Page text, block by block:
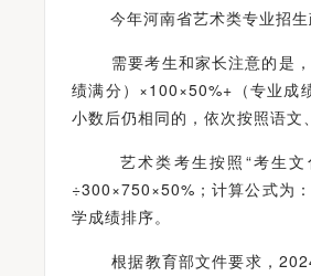
今年河南省艺术类专业招生
需要考生和家长注意的是，
绩满分）×100×50%+（专业成
小数后仍相同的，依次按照语文
艺术类考生按照“考生文化
÷300×750×50%；计算公式为
学成绩排序。
根据教育部文件要求，2024